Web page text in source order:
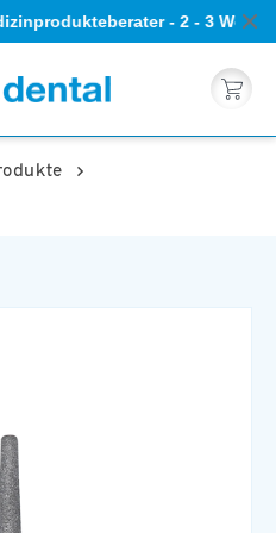
- 2 - 3
Warenkorb